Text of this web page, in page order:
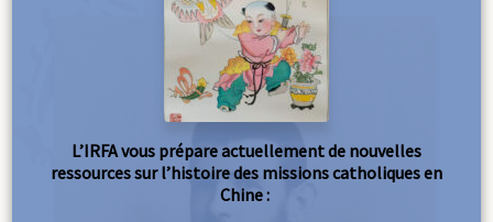
L’IRFA vous prépare actuellement de nouvelles
ressources sur l’histoire des missions catholiques en
Chine :